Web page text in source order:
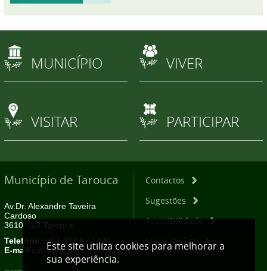
MUNICÍPIO VIVER
VISITAR PARTICIPAR
Município de Tarouca
Av.Dr. Alexandre Taveira
Cardoso
3610-128 Tarouca
Telefone +351 254 677 420
E-mail
camara@cm-tarouca.pt
Contactos
Sugestões
Acessibilidade
Mapa do Site
Este site utiliza cookies para melhorar a
sua experiência.